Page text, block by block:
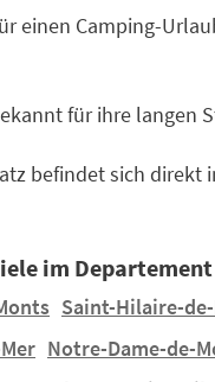
einen Camping-
für ihre langen
befindet sich direkt
im Departement
Saint-Hilaire-
Notre-Dame-de-